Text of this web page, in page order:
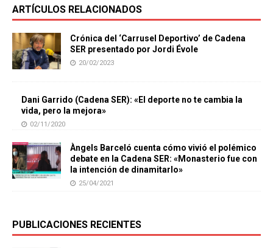
ARTÍCULOS RELACIONADOS
Crónica del ‘Carrusel Deportivo’ de Cadena
SER presentado por Jordi Évole
20/02/2023
Dani Garrido (Cadena SER): «El deporte no te cambia la
vida, pero la mejora»
02/11/2020
Àngels Barceló cuenta cómo vivió el polémico
debate en la Cadena SER: «Monasterio fue con
la intención de dinamitarlo»
25/04/2021
PUBLICACIONES RECIENTES